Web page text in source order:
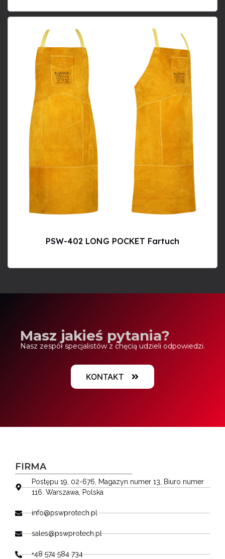
PSW-402 LONG POCKET Fartuch
Masz jakieś pytania?
Nasz zespół specjalistów z chęcią udzieli odpowiedzi.
KONTAKT
FIRMA
Postępu 19, 02-676, Magazyn numer 13, Biuro numer
116. Warszawa, Polska
info@pswprotech.pl
sales@pswprotech.pl
+48 574 584 734